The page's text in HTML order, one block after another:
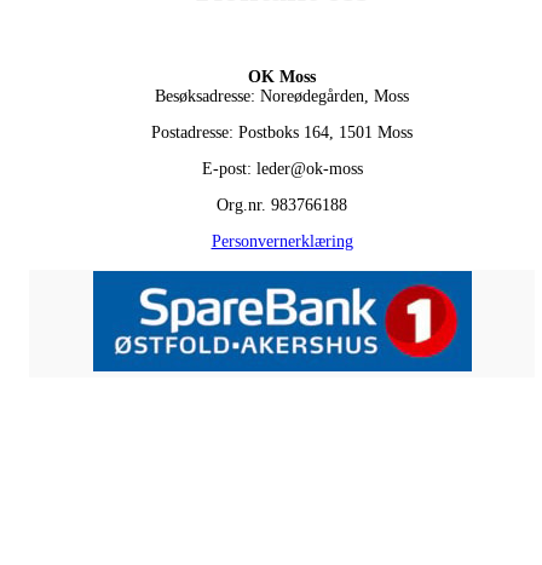
OK Moss
Besøksadresse: Noreødegården, Moss
Postadresse: Postboks 164, 1501 Moss
E-post: leder@ok-moss
Org.nr. 983766188
Personvernerklæring